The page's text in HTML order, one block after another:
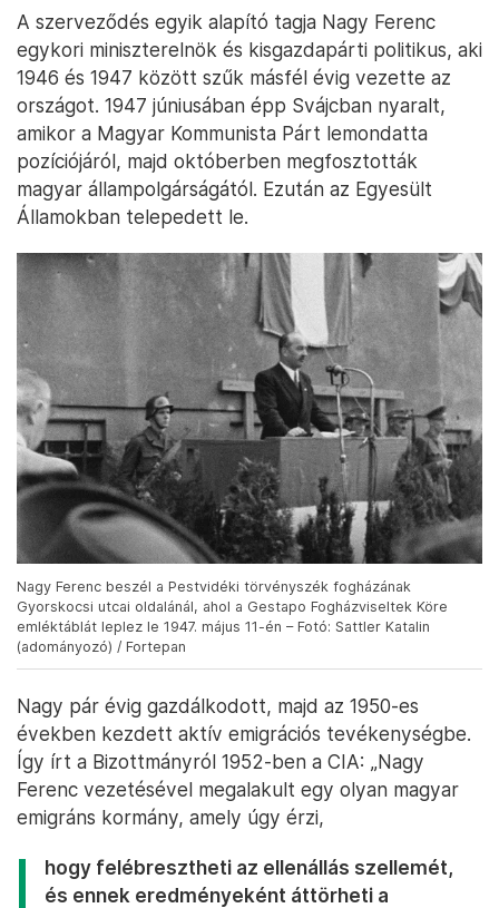
A szerveződés egyik alapító tagja Nagy Ferenc
egykori miniszterelnök és kisgazdapárti politikus, aki
1946 és 1947 között szűk másfél évig vezette az
országot. 1947 júniusában épp Svájcban nyaralt,
amikor a Magyar Kommunista Párt lemondatta
pozíciójáról, majd októberben megfosztották
magyar állampolgárságától. Ezután az Egyesült
Államokban telepedett le.
Nagy Ferenc beszél a Pestvidéki törvényszék fogházának
Gyorskocsi utcai oldalánál, ahol a Gestapo Fogházviseltek Köre
emléktáblát leplez le 1947. május 11-én – Fotó: Sattler Katalin
(adományozó) / Fortepan
Nagy pár évig gazdálkodott, majd az 1950-es
években kezdett aktív emigrációs tevékenységbe.
Így írt a Bizottmányról 1952-ben a CIA: „Nagy
Ferenc vezetésével megalakult egy olyan magyar
emigráns kormány, amely úgy érzi,
hogy felébresztheti az ellenállás szellemét,
és ennek eredményeként áttörheti a